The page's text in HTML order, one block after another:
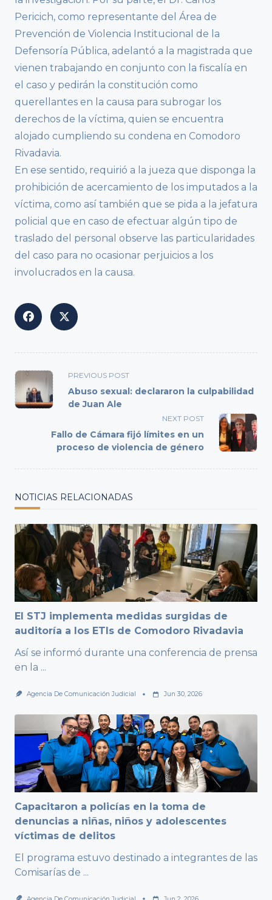
Pericich, como representante del Área de
Prevención de Violencia Institucional de la
Defensoría Pública, adelantó a la magistrada que
vienen trabajando en conjunto con la fiscalía en
el caso y pedirán la constitución como
querellantes en la causa para subrogar los
derechos de la víctima, quien se encuentra
alojado cumpliendo su condena en Comodoro
Rivadavia.
En ese sentido, requirió a la jueza que disponga la
prohibición de acercamiento de los imputados a la
víctima, como así también que se pida a la jefatura
policial que en caso de efectuar algún tipo de
traslado del personal observe las particularidades
del caso para no ocasionar perjuicios a los
involucrados en la causa.
<span
class="nav-
subtitle
text">Page</span>
PREVIOUS POST
Abuso sexual: declararon la culpabilidad
de Juan Ale
NEXT POST
Fallo de Cámara fijó límites en un
proceso de violencia de género
NOTICIAS RELACIONADAS
El STJ implementa medidas surgidas de
auditoría a los ETIs de Comodoro Rivadavia
Así se informó durante una conferencia de prensa
en la ...
Agencia De Comunicación Judicial Jun 30, 2026
Capacitaron a policías en la toma de
denuncias a niñas, niños y adolescentes
víctimas de delitos
El programa estuvo destinado a integrantes de las
Comisarías de ...